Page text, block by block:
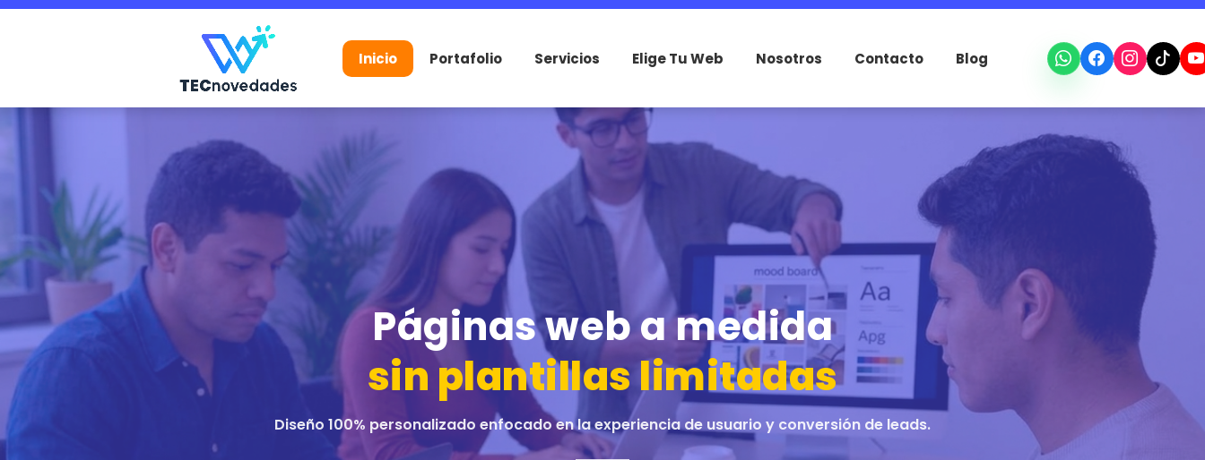
Inicio Portafolio Servicios Elige Tu Web Nosotros Contacto Blog
Páginas web a medida
sin plantillas limitadas
Diseño 100% personalizado enfocado en la experiencia de usuario y conversión de leads.